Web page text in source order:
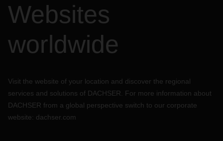
Websites
worldwide
Visit the website of your location and discover the regional
services and solutions of DACHSER. For more information about
DACHSER from a global perspective switch to our corporate
website: dachser.com